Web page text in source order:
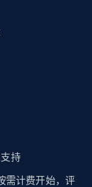
持
需计费开始，评